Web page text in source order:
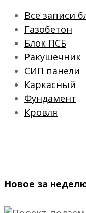
Все записи
Газобетон
Блок ПСБ
Ракушечник
СИП панели
Каркасный
Фундамент
Кровля
Новое за